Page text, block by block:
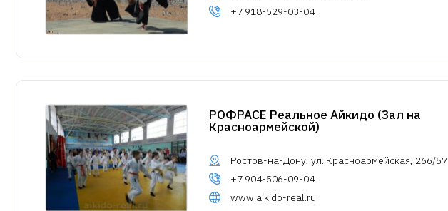
+7 918-529-03-04
РОФРАСЕ Реальное Айкидо (Зал на
Красноармейской)
Ростов-на-Дону, ул. Красноармейская, 266/57
+7 904-506-09-04
www.aikido-real.ru